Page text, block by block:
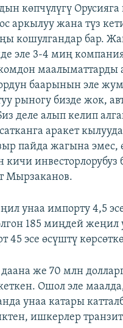
көпчүлүгү
аркылуу жана түз
кошулгандар бар.
эле 3-4 миң
маалыматтарды
баарынын эле
рыногу бизде жок,
деле алып келип
аракет
пайда жагына эмес,
инвесторлорубуз
Мырзаканов.
унаа импорту 4,5
185 миңдей жеңил
эсе өсүштү
же 70 млн
Ошол эле
унаа катары
ишкерлер